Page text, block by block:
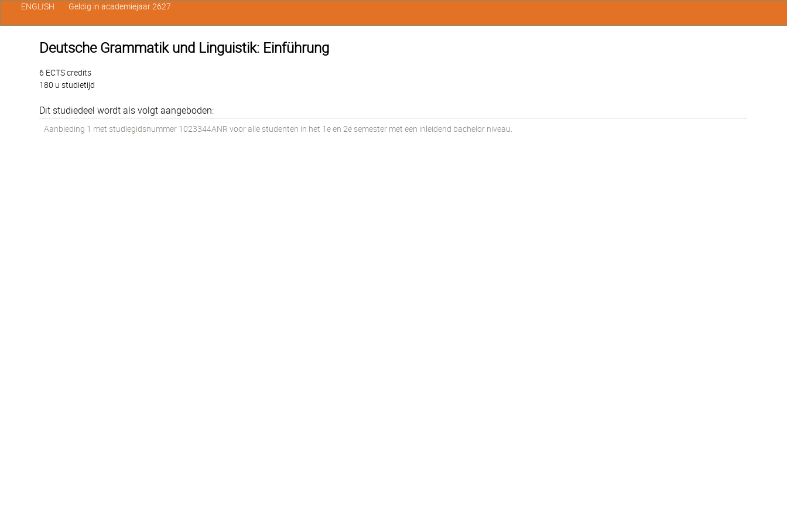
Deutsche Grammatik und Linguistik: Einführung
6 ECTS credits
180 u studietijd
Dit studiedeel wordt als volgt aangeboden:
Aanbieding 1 met studiegidsnummer 1023344ANR voor alle studenten in het 1e en 2e semester met een inleidend bachelor niveau.
ENGLISH Geldig in academiejaar 2627